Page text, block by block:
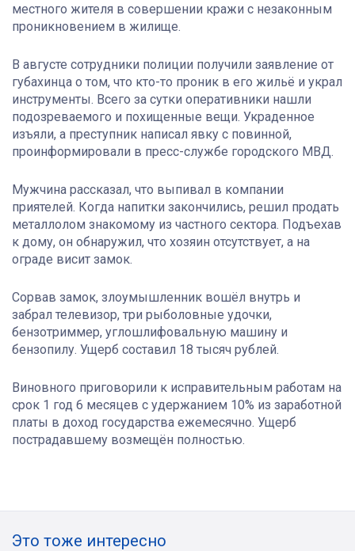
местного жителя в совершении кражи с незаконным
проникновением в жилище.
В августе сотрудники полиции получили заявление от
губахинца о том, что кто-то проник в его жильё и украл
инструменты. Всего за сутки оперативники нашли
подозреваемого и похищенные вещи. Украденное
изъяли, а преступник написал явку с повинной,
проинформировали в пресс-службе городского МВД.
Мужчина рассказал, что выпивал в компании
приятелей. Когда напитки закончились, решил продать
металлолом знакомому из частного сектора. Подъехав
к дому, он обнаружил, что хозяин отсутствует, а на
ограде висит замок.
Сорвав замок, злоумышленник вошёл внутрь и
забрал телевизор, три рыболовные удочки,
бензотриммер, углошлифовальную машину и
бензопилу. Ущерб составил 18 тысяч рублей.
Виновного приговорили к исправительным работам на
срок 1 год 6 месяцев с удержанием 10% из заработной
платы в доход государства ежемесячно. Ущерб
пострадавшему возмещён полностью.
Это тоже интересно